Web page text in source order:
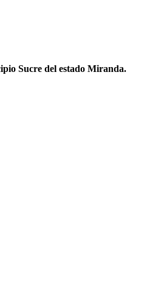
Sucre del estado Miranda.